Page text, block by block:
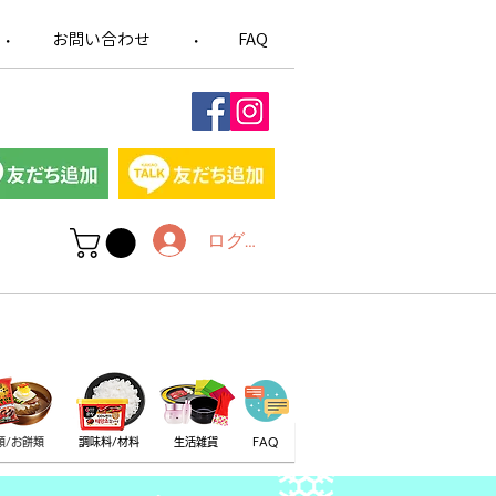
お問い合わせ
​・ FAQ
​・
ログイン
/お餅類 調味料/材料 生活雑貨 FAQ